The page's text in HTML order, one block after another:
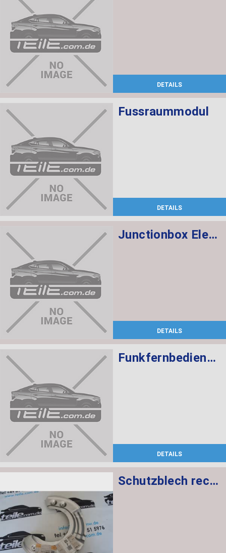
DETAILS
Fussraummodul
DETAILS
Junctionbox Elektronik 3
DETAILS
Funkfernbedienung PCA 434 MHZ
DETAILS
Schutzblech rechts